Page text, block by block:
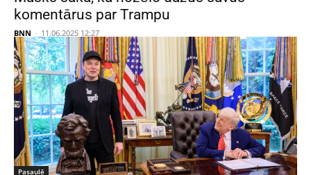
komentārus par Trampu
BNN - 11.06.2025 12:27
Pasaulē